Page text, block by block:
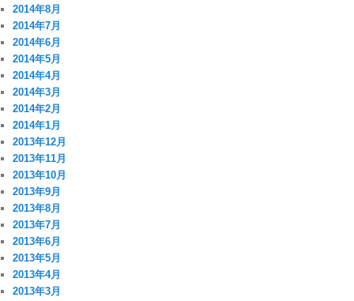
2014年8月
2014年7月
2014年6月
2014年5月
2014年4月
2014年3月
2014年2月
2014年1月
2013年12月
2013年11月
2013年10月
2013年9月
2013年8月
2013年7月
2013年6月
2013年5月
2013年4月
2013年3月